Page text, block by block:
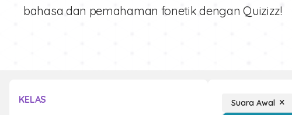
bahasa dan pemahaman fonetik dengan Quizizz!
KELAS Suara Awal